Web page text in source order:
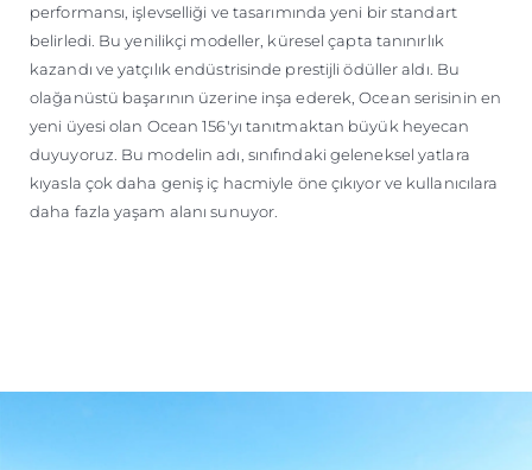
performansı, işlevselliği ve tasarımında yeni bir standart
belirledi. Bu yenilikçi modeller, küresel çapta tanınırlık
kazandı ve yatçılık endüstrisinde prestijli ödüller aldı. Bu
olağanüstü başarının üzerine inşa ederek, Ocean serisinin en
yeni üyesi olan Ocean 156'yı tanıtmaktan büyük heyecan
duyuyoruz. Bu modelin adı, sınıfındaki geleneksel yatlara
kıyasla çok daha geniş iç hacmiyle öne çıkıyor ve kullanıcılara
daha fazla yaşam alanı sunuyor.